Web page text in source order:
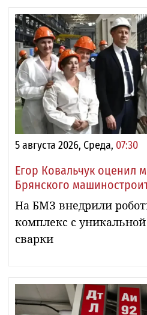
5 августа 2026, Среда, 07:30
Егор Ковальчук оценил
Брянского
На БМЗ внедрили
комплекс с
сварки